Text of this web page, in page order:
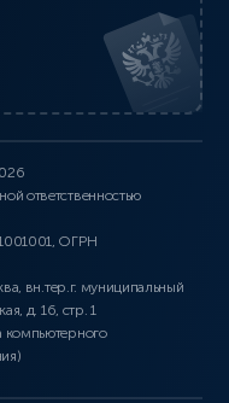
ответственностью
ОГРН
вн.тер.г. муниципальный
д. 16, стр. 1